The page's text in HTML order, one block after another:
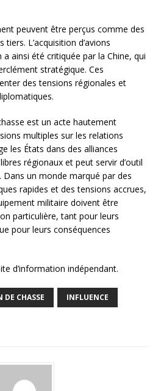
peuvent être perçus comme des
L’acquisition d’avions
ainsi été critiquée par la Chine, qui
stratégique. Ces
des tensions régionales et
est un acte hautement
multiples sur les relations
les États dans des alliances
régionaux et peut servir d’outil
un monde marqué par des
rapides et des tensions accrues,
militaire doivent être
particulière, tant pour leurs
pour leurs conséquences
d’information indépendant.
DE CHASSE INFLUENCE